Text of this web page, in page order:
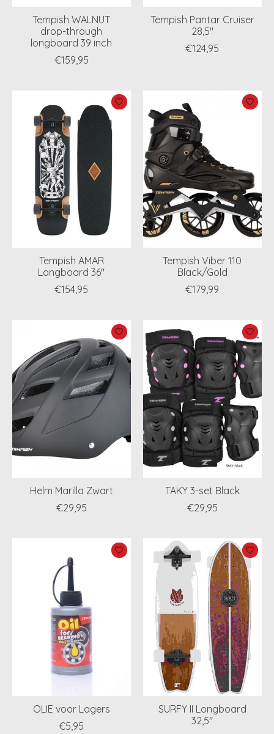
Tempish WALNUT
drop-through
longboard 39 inch
€159,95
Tempish Pantar Cruiser
28,5"
€124,95
Tempish AMAR
Longboard 36''
€154,95
Tempish Viber 110
Black/Gold
€179,99
Helm Marilla Zwart
€29,95
TAKY 3-set Black
€29,95
OLIE voor Lagers
€5,95
SURFY II Longboard
32,5''